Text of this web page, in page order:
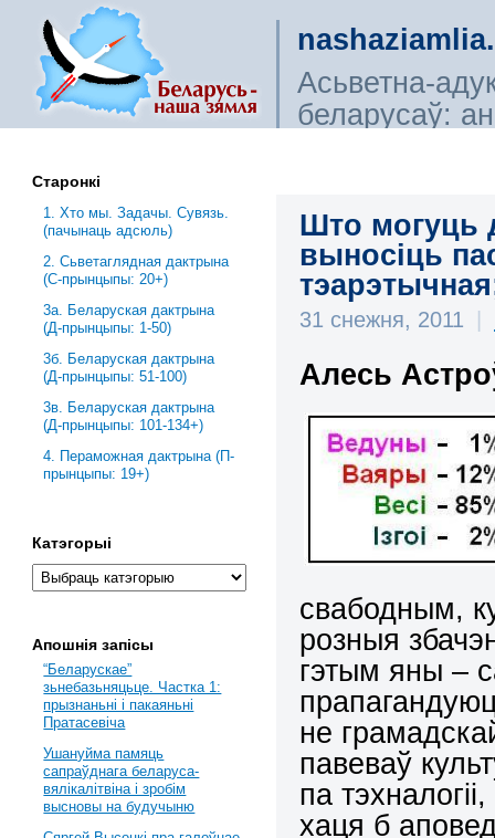
Асьветна-
беларусаў:
Што могуць
выносіць
31 снежня, 2011 |
Алесь
свабодным,
розныя
гэтым яны –
не
павеваў
па
хаця б
Старонкі
1. Хто мы. Задачы. Сувязь.
(пачынаць адсюль)
2. Сьветаглядная дактрына
(С-прынцыпы: 20+)
3a. Беларуская дактрына
(Д-прынцыпы: 1-50)
3б. Беларуская дактрына
(Д-прынцыпы: 51-100)
3в. Беларуская дактрына
(Д-прынцыпы: 101-134+)
4. Пераможная дактрына (П-
прынцыпы: 19+)
Катэгорыі
Апошнія запісы
“Беларускае”
зьнебазьняцьце. Частка 1:
прызнаньні і пакаяньні
Пратасевіча
Ушануйма памяць
сапраўднага беларуса-
вялікалітвіна і зробім
высновы на будучыню